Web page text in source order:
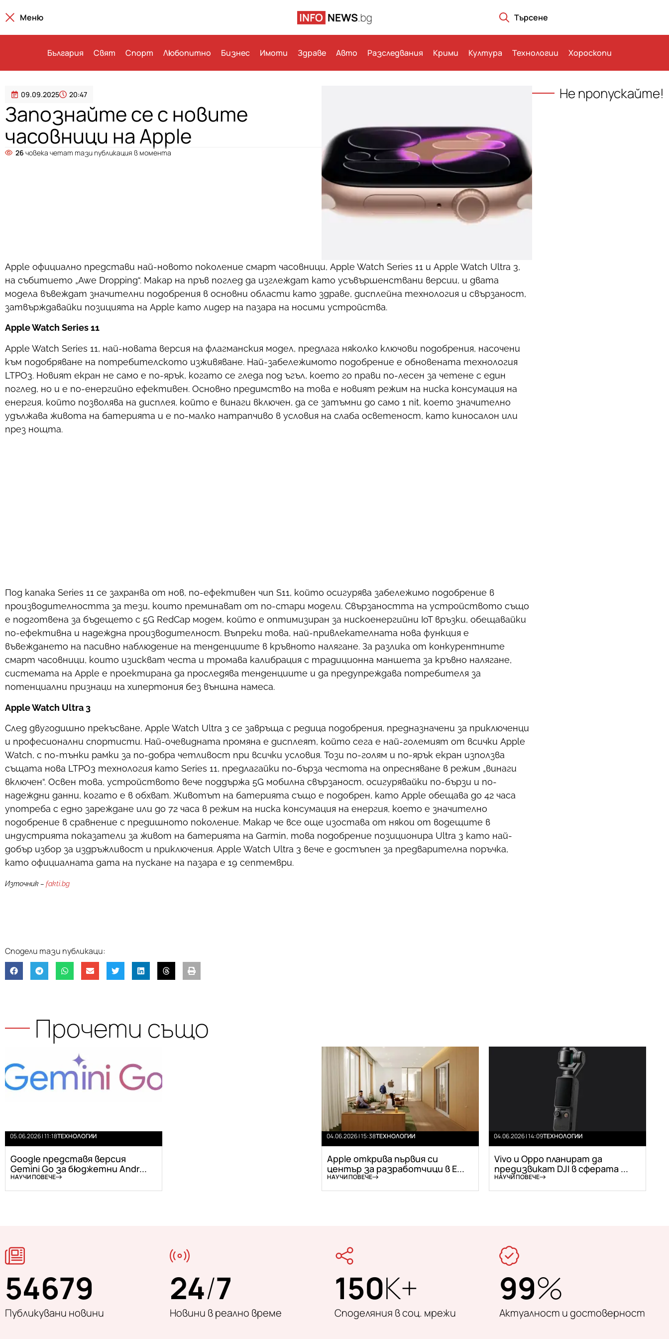
Меню Търсене
България Свят Спорт Любопитно Бизнес Имоти Здраве Авто Разследвания Крими Култура Технологии Хороскопи
09.09.2025 20:47
Запознайте се с новите
часовници на Apple
26 човека четат тази публикация в момента
Apple официално представи най-новото поколение смарт часовници, Apple Watch Series 11 и Apple Watch Ultra 3,
на събитието „Awe Dropping“. Макар на пръв поглед да изглеждат като усъвършенствани версии, и двата
модела въвеждат значителни подобрения в основни области като здраве, дисплейна технология и свързаност,
затвърждавайки позицията на Apple като лидер на пазара на носими устройства.
Apple Watch Series 11
Apple Watch Series 11, най-новата версия на флагманския модел, предлага няколко ключови подобрения, насочени
към подобряване на потребителското изживяване. Най-забележимото подобрение е обновената технология
LTPO3. Новият екран не само е по-ярък, когато се гледа под ъгъл, което го прави по-лесен за четене с един
поглед, но и е по-енергийно ефективен. Основно предимство на това е новият режим на ниска консумация на
енергия, който позволява на дисплея, който е винаги включен, да се затъмни до само 1 nit, което значително
удължава живота на батерията и е по-малко натрапчиво в условия на слаба осветеност, като киносалон или
през нощта.
Под капака Series 11 се захранва от нов, по-ефективен чип S11, който осигурява забележимо подобрение в
производителността за тези, които преминават от по-стари модели. Свързаността на устройството също
е подготвена за бъдещето с 5G RedCap модем, който е оптимизиран за нискоенергийни IoT връзки, обещавайки
по-ефективна и надеждна производителност. Въпреки това, най-привлекателната нова функция е
въвеждането на пасивно наблюдение на тенденциите в кръвното налягане. За разлика от конкурентните
смарт часовници, които изискват честа и тромава калибрация с традиционна маншета за кръвно налягане,
системата на Apple е проектирана да проследява тенденциите и да предупреждава потребителя за
потенциални признаци на хипертония без външна намеса.
Apple Watch Ultra 3
След двугодишно прекъсване, Apple Watch Ultra 3 се завръща с редица подобрения, предназначени за приключенци
и професионални спортисти. Най-очевидната промяна е дисплеят, който сега е най-големият от всички Apple
Watch, с по-тънки рамки за по-добра четливост при всички условия. Този по-голям и по-ярък екран използва
същата нова LTPO3 технология като Series 11, предлагайки по-бърза честота на опресняване в режим „винаги
включен“. Освен това, устройството вече поддържа 5G мобилна свързаност, осигурявайки по-бързи и по-
надеждни данни, когато е в обхват. Животът на батерията също е подобрен, като Apple обещава до 42 часа
употреба с едно зареждане или до 72 часа в режим на ниска консумация на енергия, което е значително
подобрение в сравнение с предишното поколение. Макар че все още изостава от някои от водещите в
индустрията показатели за живот на батерията на Garmin, това подобрение позиционира Ultra 3 като най-
добър избор за издръжливост и приключения. Apple Watch Ultra 3 вече е достъпен за предварителна поръчка,
като официалната дата на пускане на пазара е 19 септември.
Източник – fakti.bg
Не пропускайте!
Прочети също
05.06.2026 | 11:18ТЕХНОЛОГИИ
Google представя версия
Gemini Go за бюджетни Andr...
НАУЧИ ПОВЕЧЕ
04.06.2026 | 15:38ТЕХНОЛОГИИ
Apple открива първия си
център за разработчици в Е...
НАУЧИ ПОВЕЧЕ
04.06.2026 | 14:09ТЕХНОЛОГИИ
Vivo и Oppo планират да
предизвикат DJI в сферата ...
НАУЧИ ПОВЕЧЕ
54679
Публикувани новини
24/7
Новини в реално време
150K+
Споделяния в соц. мрежи
99%
Актуалност и достоверност